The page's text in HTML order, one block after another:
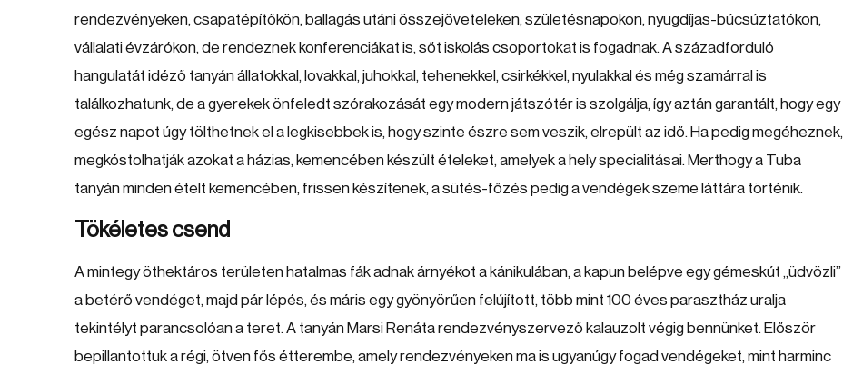
rendezvényeken, csapatépítőkön, ballagás utáni összejöveteleken, születésnapokon, nyugdíjas-búcsúztatókon,
vállalati évzárókon, de rendeznek konferenciákat is, sőt iskolás csoportokat is fogadnak. A századforduló
hangulatát idéző tanyán állatokkal, lovakkal, juhokkal, tehenekkel, csirkékkel, nyulakkal és még szamárral is
találkozhatunk, de a gyerekek önfeledt szórakozását egy modern játszótér is szolgálja, így aztán garantált, hogy egy
egész napot úgy tölthetnek el a legkisebbek is, hogy szinte észre sem veszik, elrepült az idő. Ha pedig megéheznek,
megkóstolhatják azokat a házias, kemencében készült ételeket, amelyek a hely specialitásai. Merthogy a Tuba
tanyán minden ételt kemencében, frissen készítenek, a sütés-főzés pedig a vendégek szeme láttára történik.
Tökéletes csend
A mintegy öthektáros területen hatalmas fák adnak árnyékot a kánikulában, a kapun belépve egy gémeskút „üdvözli”
a betérő vendéget, majd pár lépés, és máris egy gyönyörűen felújított, több mint 100 éves parasztház uralja
tekintélyt parancsolóan a teret. A tanyán Marsi Renáta rendezvényszervező kalauzolt végig bennünket. Először
bepillantottuk a régi, ötven fős étterembe, amely rendezvényeken ma is ugyanúgy fogad vendégeket, mint harminc